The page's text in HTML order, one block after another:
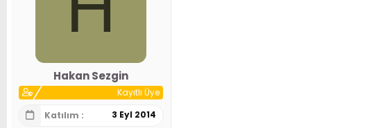
Hakan Sezgin
Kayıtlı Üye
Katılım
3 Eyl 2014